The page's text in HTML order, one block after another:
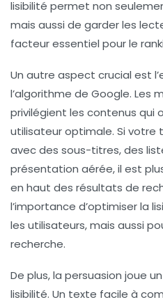
lisibilité permet non
mais aussi de garder les
facteur essentiel pour le
Un autre aspect crucial est
l’algorithme de Google. Les
privilégient les contenus qui
utilisateur optimale. Si
avec des sous-titres, des
présentation aérée, il est
en haut des résultats de
l’importance d’optimiser la
les utilisateurs, mais aussi
recherche.
De plus, la persuasion joue
lisibilité. Un texte facile à